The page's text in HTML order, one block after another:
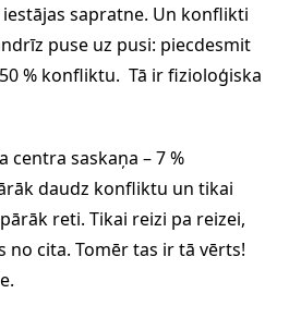
sapratne. Un konflikti
puse uz pusi: piecdesmit
% konfliktu. Tā ir fizioloģiska
centra saskaņa – 7 %
daudz konfliktu un tikai
reti. Tikai reizi pa reizei,
no cita. Tomēr tas ir tā vērts!